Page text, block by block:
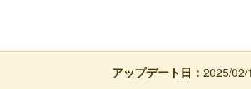
アップデート日： 2025/02/